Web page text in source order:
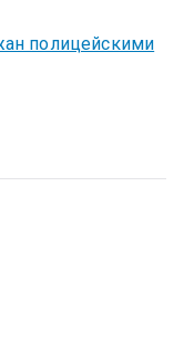
полицейскими